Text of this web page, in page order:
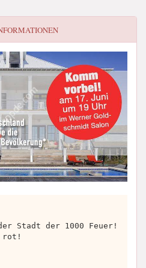
Stadt der 1000 Feuer!
rot!